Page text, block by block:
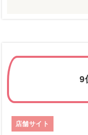
9
店舗サイト